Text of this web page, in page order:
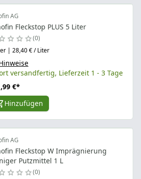
AG
Fleckstop PLUS 5 Liter
0
| 28,40 € / Liter
versandfertig, Lieferzeit 1 - 3 Tage
€*
Hinzufügen
AG
Fleckstop W Imprägnierung
Putzmittel 1 L
0